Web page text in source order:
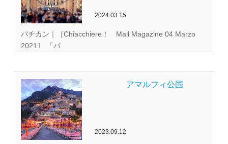
2024.03.15
バチカン｜［Chiacchiere！ Mail Magazine 04 Marzo
2021］ 「バ...
2023.09.12
アマルフィ公国